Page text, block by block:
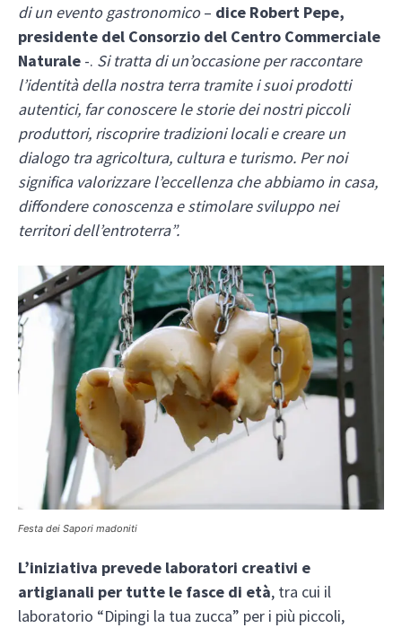
di un evento gastronomico– dice Robert Pepe,
presidente del Consorzio del Centro Commerciale
Naturale -. Si tratta di un’occasione per raccontare
l’identità della nostra terra tramite i suoi prodotti
autentici, far conoscere le storie dei nostri piccoli
produttori, riscoprire tradizioni locali e creare un
dialogo tra agricoltura, cultura e turismo. Per noi
significa valorizzare l’eccellenza che abbiamo in casa,
diffondere conoscenza e stimolare sviluppo nei
territori dell’entroterra”.
Festa dei Sapori madoniti
L’iniziativa prevede laboratori creativi e
artigianali per tutte le fasce di età, tra cui il
laboratorio “Dipingi la tua zucca” per i più piccoli,